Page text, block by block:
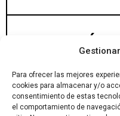
Para ofrecer las mejores
cookies para almacenar y/o
consentimiento de estas
el comportamiento de
TRANSICIÓN
COLABORA